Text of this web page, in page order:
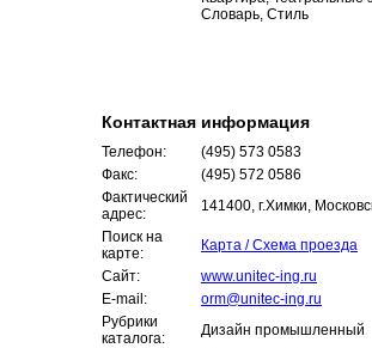
Словарь, Стиль
Контактная информация
Телефон:
(495) 573 0583
Факс:
(495) 572 0586
Фактический
адрес:
141400, г.Химки,
Поиск на
карте:
Карта / Схема проезда
Сайт:
www.unitec-ing.ru
E-mail:
orm@unitec-ing.ru
Рубрики
каталога:
Дизайн промышленный